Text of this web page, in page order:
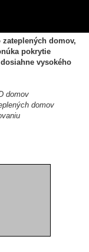
domov,
pokrytie
vysokého
domov
domov